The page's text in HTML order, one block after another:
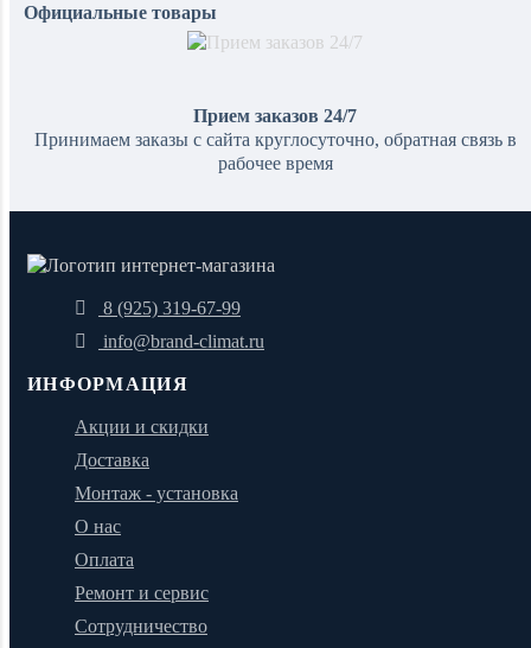
Официальные товары
Прием заказов 24/7
Принимаем заказы с сайта круглосуточно, обратная связь в
рабочее время
8 (925) 319-67-99
info@brand-climat.ru
ИНФОРМАЦИЯ
Акции и скидки
Доставка
Монтаж - установка
О нас
Оплата
Ремонт и сервис
Сотрудничество